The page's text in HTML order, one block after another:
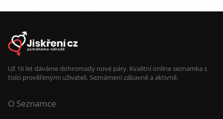
Už 16 let dáváme dohromady nové páry. Kvalitní online seznamka s
tisíci prověřenými uživateli. Seznámení zábavně a aktivně.
O Seznamce